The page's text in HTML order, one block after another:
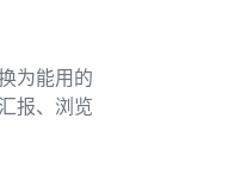
为能用的
报、浏览